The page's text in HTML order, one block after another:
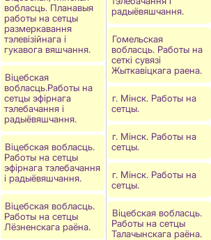
вобласць. Планавыя
работы на сетцы
размеркавання
тэлевізійнага і
гукавога вяшчання.
Віцебская
вобласць.Работы на
сетцы эфірнага
тэлебачання і
радыёвяшчання.
Віцебская вобласць.
Работы на сетцы
эфірнага тэлебачання
і радыёвяшчання.
Віцебская вобласць.
Работы на сетцы
Лёзненскага раёна.
радыёвяшчання.
Гомельская
вобласць. Работы на
сеткi сувязi
Жыткавіцкага раена.
г. Мінск. Работы на
сетцы.
г. Мінск. Работы на
сетцы.
г. Мінск. Работы на
сетцы.
Віцебская вобласць.
Работы на сетцы
Талачынскага раёна.